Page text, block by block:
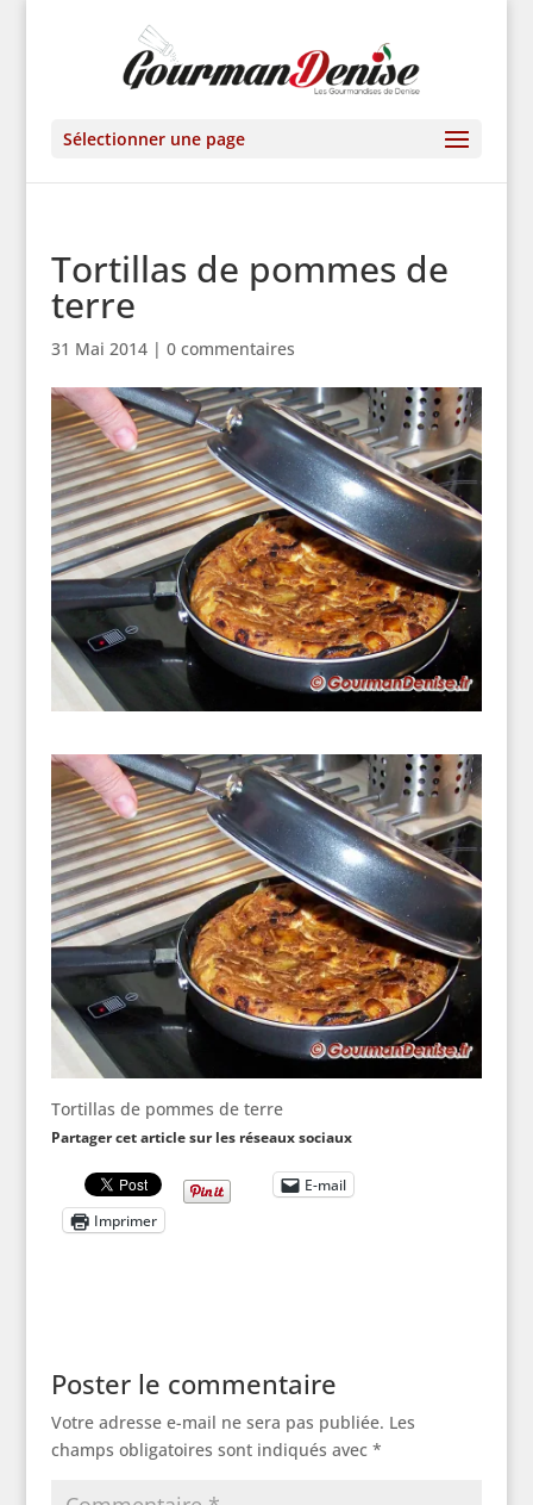
Sélectionner une page
Tortillas de pommes de
terre
31 Mai 2014| 0 commentaires
Tortillas de pommes de terre
Partager cet article sur les réseaux sociaux
E-mail
Imprimer
Poster le commentaire
Votre adresse e-mail ne sera pas publiée. Les
champs obligatoires sont indiqués avec *